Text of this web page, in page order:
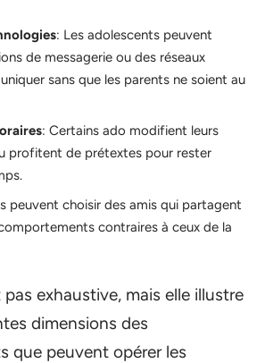
: Les adolescents peuvent
de messagerie ou des réseaux
sans que les parents ne soient au
: Certains ado modifient leurs
profitent de prétextes pour rester
peuvent choisir des amis qui partagent
contraires à ceux de la
pas exhaustive, mais elle illustre
dimensions des
que peuvent opérer les